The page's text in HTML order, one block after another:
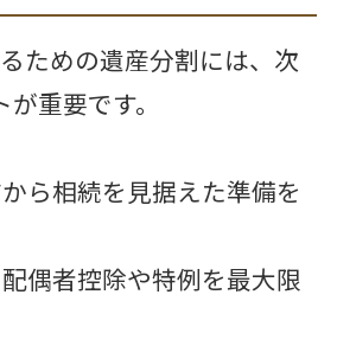
ための遺産分割には、次
重要です。
ら相続を見据えた準備を
偶者控除や特例を最大限